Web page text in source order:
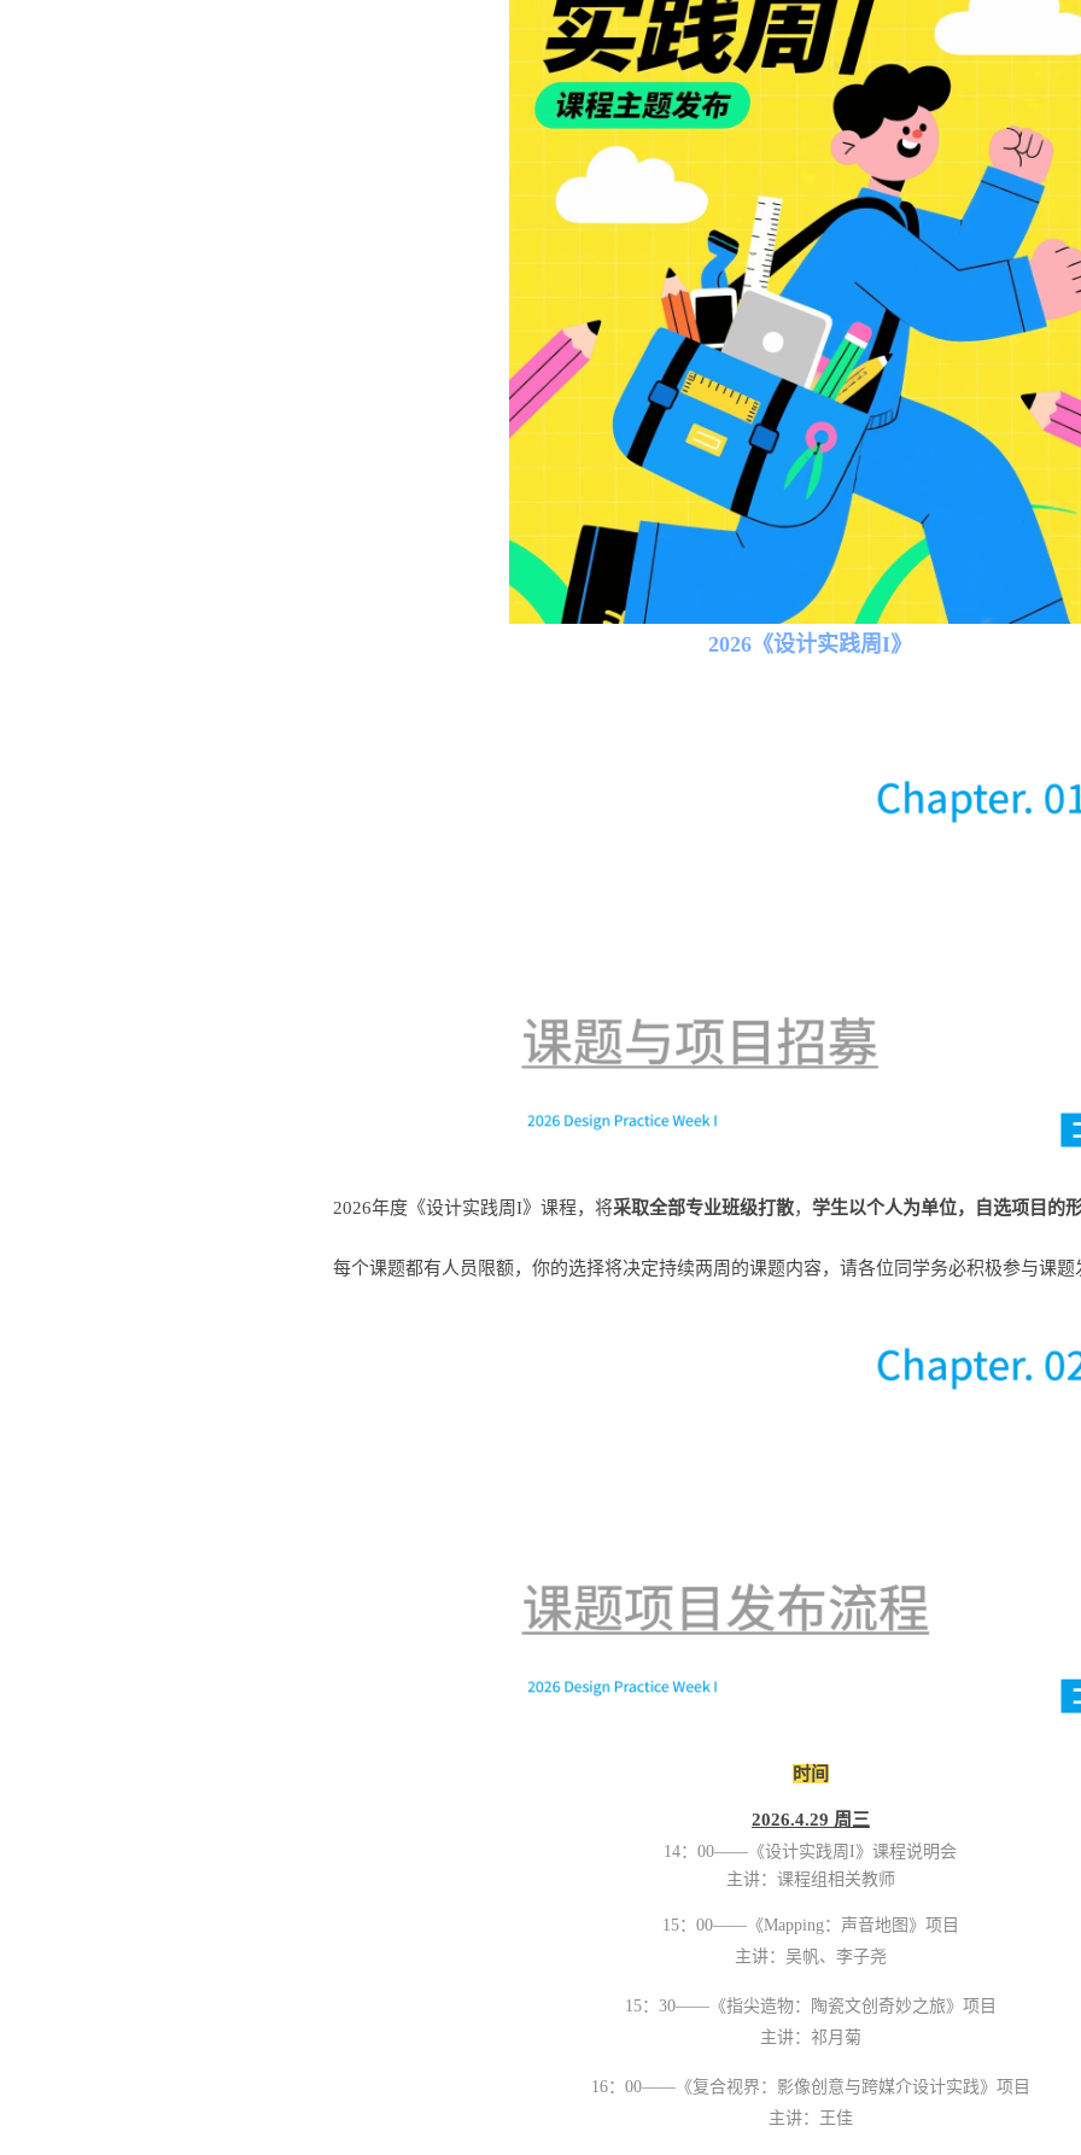
2026 《设计实践周I》
2026年度《设计实践周I》课程，将采取全部专业班级打散， 学生以个人为单位，自选项目的形
每个课题都有人员限额，你的选择将决定持续两周的课题内容，请各位同学务必积极参与课题
时间
2026.4.29 周三
14：00——《设计实践周I》课程说明会
主讲：课程组相关教师
15： 00——《Mapping：声音地图》项目
主讲：吴帆、李子尧
15： 30——《指尖造物：陶瓷文创奇妙之旅》项目
主讲：祁月菊
16： 00——《复合视界：影像创意与跨媒介设计实践》项目
主讲：王佳